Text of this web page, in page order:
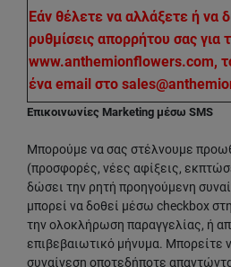
Εάν θέλετε να αλλάξετε ή να
ρυθμίσεις απορρήτου σας για
www.anthemionflowers.com,
ένα email στο
Επικοινωνίες Marketing μέσω SMS
Μπορούμε να σας στέλνουμε
(προσφορές, νέες αφίξεις,
δώσει την ρητή προηγούμενη
μπορεί να δοθεί μέσω checkbox
την ολοκλήρωση παραγγελίας, ή
επιβεβαιωτικό μήνυμα. Μπορείτε
συναίνεση οποτεδήποτε